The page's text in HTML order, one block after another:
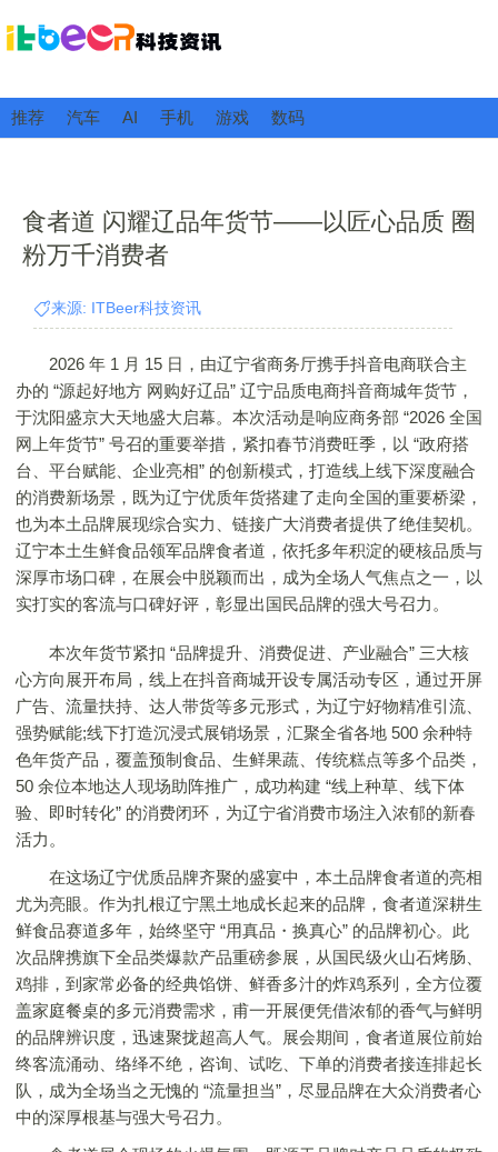
推荐 汽车 AI 手机 游戏 数码
食者道 闪耀辽品年货节——以匠心品质 圈
粉万千消费者
来源: ITBeer科技资讯
2026 年 1 月 15 日，由辽宁省商务厅携手抖音电商联合主
办的 “源起好地方 网购好辽品” 辽宁品质电商抖音商城年货节，
于沈阳盛京大天地盛大启幕。本次活动是响应商务部 “2026 全国
网上年货节” 号召的重要举措，紧扣春节消费旺季，以 “政府搭
台、平台赋能、企业亮相” 的创新模式，打造线上线下深度融合
的消费新场景，既为辽宁优质年货搭建了走向全国的重要桥梁，
也为本土品牌展现综合实力、链接广大消费者提供了绝佳契机。
辽宁本土生鲜食品领军品牌食者道，依托多年积淀的硬核品质与
深厚市场口碑，在展会中脱颖而出，成为全场人气焦点之一，以
实打实的客流与口碑好评，彰显出国民品牌的强大号召力。
本次年货节紧扣 “品牌提升、消费促进、产业融合” 三大核
心方向展开布局，线上在抖音商城开设专属活动专区，通过开屏
广告、流量扶持、达人带货等多元形式，为辽宁好物精准引流、
强势赋能;线下打造沉浸式展销场景，汇聚全省各地 500 余种特
色年货产品，覆盖预制食品、生鲜果蔬、传统糕点等多个品类，
50 余位本地达人现场助阵推广，成功构建 “线上种草、线下体
验、即时转化” 的消费闭环，为辽宁省消费市场注入浓郁的新春
活力。
在这场辽宁优质品牌齐聚的盛宴中，本土品牌食者道的亮相
尤为亮眼。作为扎根辽宁黑土地成长起来的品牌，食者道深耕生
鲜食品赛道多年，始终坚守 “用真品・换真心” 的品牌初心。此
次品牌携旗下全品类爆款产品重磅参展，从国民级火山石烤肠、
鸡排，到家常必备的经典馅饼、鲜香多汁的炸鸡系列，全方位覆
盖家庭餐桌的多元消费需求，甫一开展便凭借浓郁的香气与鲜明
的品牌辨识度，迅速聚拢超高人气。展会期间，食者道展位前始
终客流涌动、络绎不绝，咨询、试吃、下单的消费者接连排起长
队，成为全场当之无愧的 “流量担当”，尽显品牌在大众消费者心
中的深厚根基与强大号召力。